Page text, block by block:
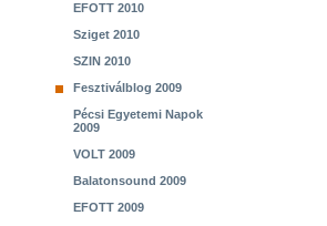
EFOTT 2010
Sziget 2010
SZIN 2010
Fesztiválblog 2009
Pécsi Egyetemi Napok
2009
VOLT 2009
Balatonsound 2009
EFOTT 2009